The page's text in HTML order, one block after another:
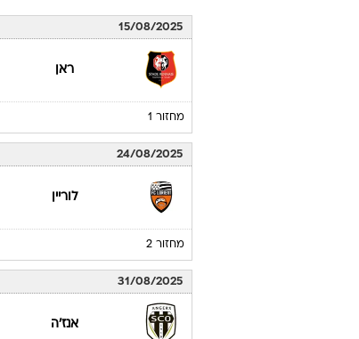
15/08/2025
ראן
מחזור 1
24/08/2025
לוריין
מחזור 2
31/08/2025
אנז'ה